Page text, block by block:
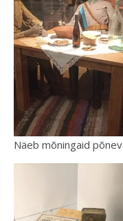
Näeb mõningaid